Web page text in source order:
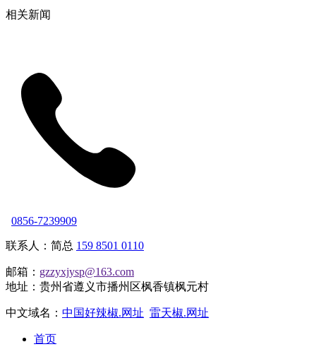
相关新闻
0856-7239909
联系人：简总 159 8501 0110
邮箱： gzzyxjysp@163.com
地址：贵州省遵义市播州区枫香镇枫元村
中文域名： 中国好辣椒.网址 雷天椒.网址
首页